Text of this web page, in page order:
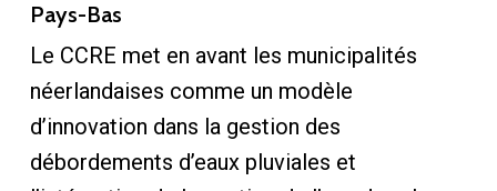
Pays-Bas
Le CCRE met en avant les municipalités
néerlandaises comme un modèle
d’innovation dans la gestion des
débordements d’eaux pluviales et